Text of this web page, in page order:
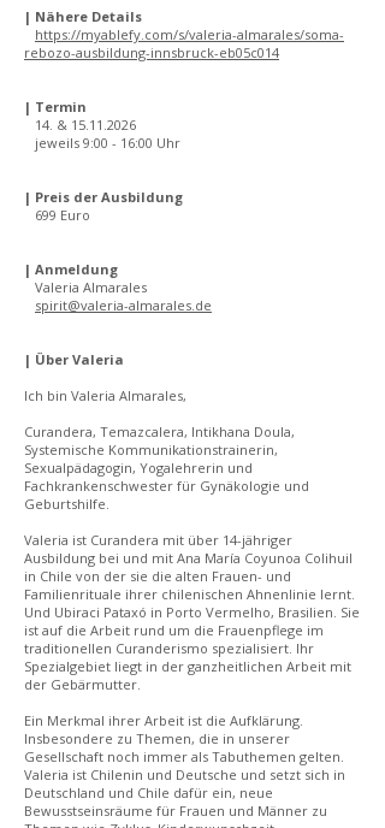
| Nähere Details
https://myablefy.com/s/valeria-almarales/soma-
rebozo-ausbildung-innsbruck-eb05c014
| Termin
14. & 15.11.2026
jeweils 9:00 - 16:00 Uhr
| Preis der Ausbildung
699 Euro
| Anmeldung
Valeria Almarales
spirit@valeria-almarales.de
| Über Valeria
Ich bin Valeria Almarales,
Curandera, Temazcalera, Intikhana Doula,
Systemische Kommunikationstrainerin,
Sexualpädagogin, Yogalehrerin und
Fachkrankenschwester für Gynäkologie und
Geburtshilfe.
Valeria ist Curandera mit über 14-jähriger
Ausbildung bei und mit Ana María Coyunoa Colihuil
in Chile von der sie die alten Frauen- und
Familienrituale ihrer chilenischen Ahnenlinie lernt.
Und Ubiraci Pataxó in Porto Vermelho, Brasilien. Sie
ist auf die Arbeit rund um die Frauenpflege im
traditionellen Curanderismo spezialisiert. Ihr
Spezialgebiet liegt in der ganzheitlichen Arbeit mit
der Gebärmutter.
Ein Merkmal ihrer Arbeit ist die Aufklärung.
Insbesondere zu Themen, die in unserer
Gesellschaft noch immer als Tabuthemen gelten.
Valeria ist Chilenin und Deutsche und setzt sich in
Deutschland und Chile dafür ein, neue
Bewusstseinsräume für Frauen und Männer zu